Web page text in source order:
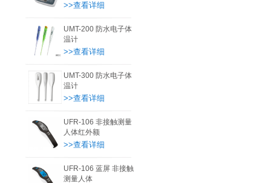
>>查看详细
UMT-200 防水电子体
温计
>>查看详细
UMT-300 防水电子体
温计
>>查看详细
UFR-106 非接触测量
人体红外额
>>查看详细
UFR-106 蓝屏 非接触
测量人体